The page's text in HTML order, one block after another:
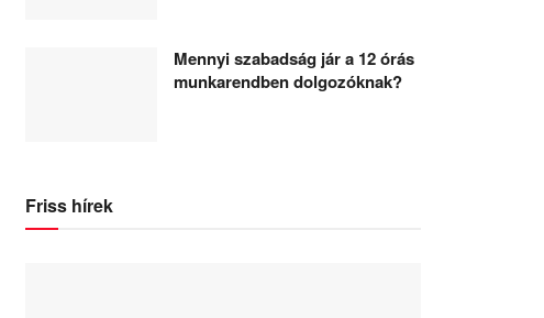
Mennyi szabadság jár a 12 órás
munkarendben dolgozóknak?
Friss hírek